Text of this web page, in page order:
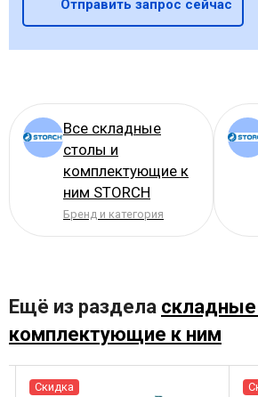
Отправить запрос сейчас
Все складные
столы и
комплектующие к
ним STORCH
Бренд и категория
Ещё из раздела
комплектующие к ним
Скидка